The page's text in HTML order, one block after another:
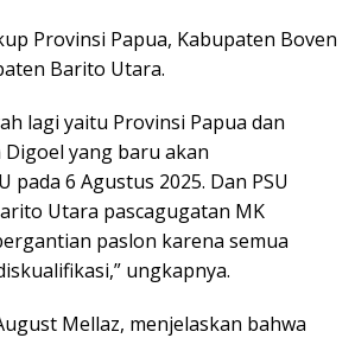
Provinsi Papua, Kabupaten Boven
Barito Utara.
lagi yaitu Provinsi Papua dan
yang baru akan
pada 6 Agustus 2025. Dan PSU
Utara pascagugatan MK
paslon karena semua
ungkapnya.
Mellaz, menjelaskan bahwa